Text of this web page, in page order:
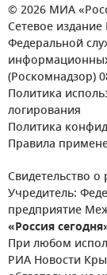
© 2026 МИА
Сетевое
Федеральной
(Роскомнадзор)
Политика
логирования
Политика
Правила
Свидетельство
Учредитель:
предприятие
«Россия
При любом
РИА Новости